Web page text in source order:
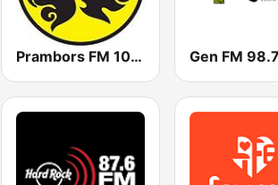
Prambors FM 102.2 Jakarta Gen FM 98.7